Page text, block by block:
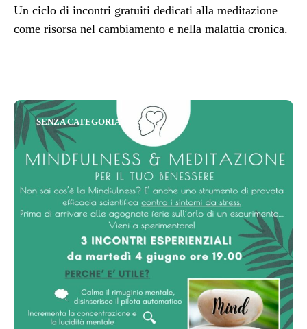
Un ciclo di incontri gratuiti dedicati alla meditazione
come risorsa nel cambiamento e nella malattia cronica.
Category
SENZA CATEGORIA